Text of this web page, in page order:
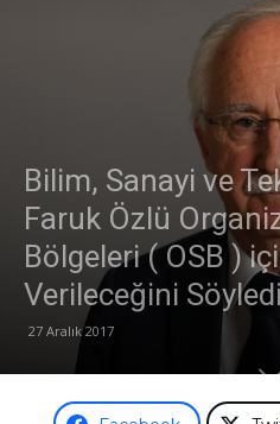
Bilim, Sanayi ve
Faruk Özlü
Bölgeleri ( OSB )
Verileceğini
27 Aralık 2017